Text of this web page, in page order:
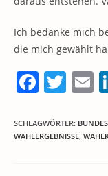
Ich bedanke mich
die mich gewählt
F
c
e
T
itt
er
E
l
SCHLAGWÖRTER:
WAHLERGEBNISSE,